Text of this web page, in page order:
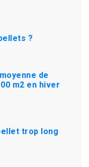
?
de
m2 en hiver
trop long